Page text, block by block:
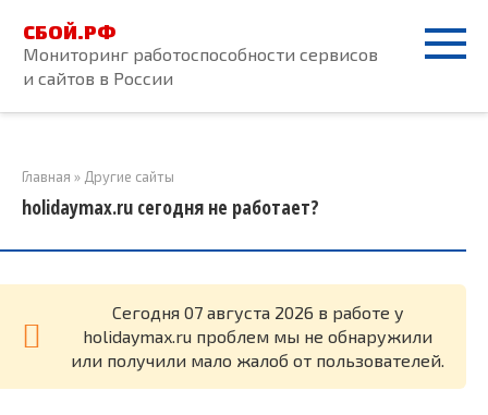
контенту
СБОЙ.РФ
Мониторинг работоспособности сервисов
и сайтов в России
Главная » Другие сайты
holidaymax.ru сегодня не работает?
Cегодня 07 августа 2026 в работе у
holidaymax.ru проблем мы не обнаружили
или получили мало жалоб от пользователей.